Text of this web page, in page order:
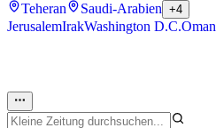
Teheran
Saudi-Arabien +4
JerusalemIrakWashington D.C.Oman